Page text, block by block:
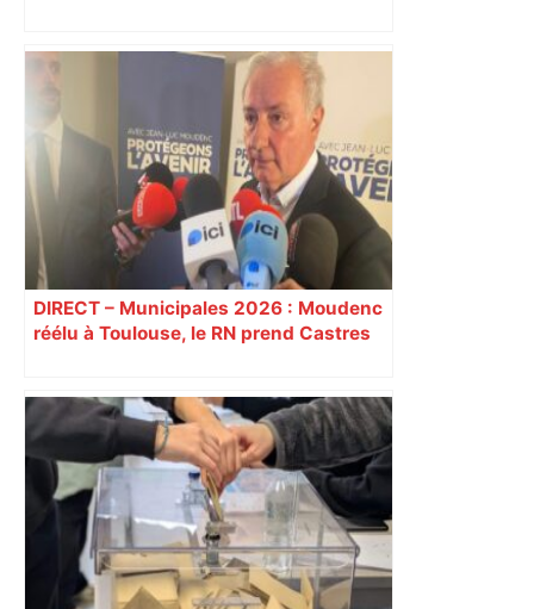
DIRECT – Municipales 2026 : Moudenc
réélu à Toulouse, le RN prend Castres